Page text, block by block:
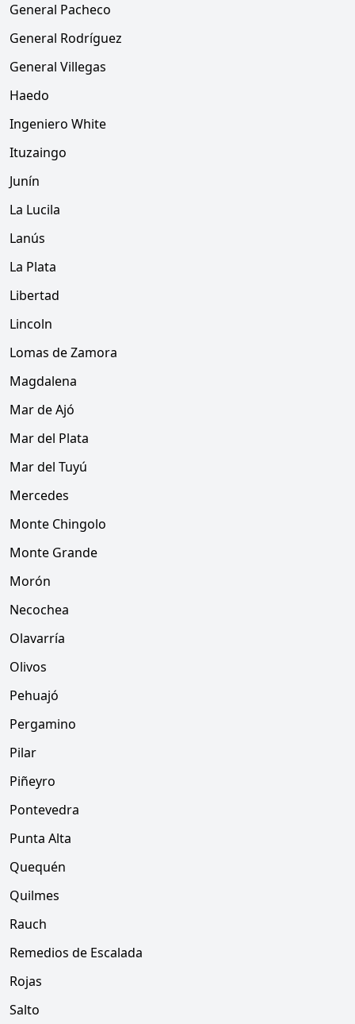
General Pacheco
General Rodríguez
General Villegas
Haedo
Ingeniero White
Ituzaingo
Junín
La Lucila
Lanús
La Plata
Libertad
Lincoln
Lomas de Zamora
Magdalena
Mar de Ajó
Mar del Plata
Mar del Tuyú
Mercedes
Monte Chingolo
Monte Grande
Morón
Necochea
Olavarría
Olivos
Pehuajó
Pergamino
Pilar
Piñeyro
Pontevedra
Punta Alta
Quequén
Quilmes
Rauch
Remedios de Escalada
Rojas
Salto